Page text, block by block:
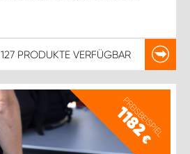
127 PRODUKTE VERFÜGBAR
PREISBEISPIEL
1182
€